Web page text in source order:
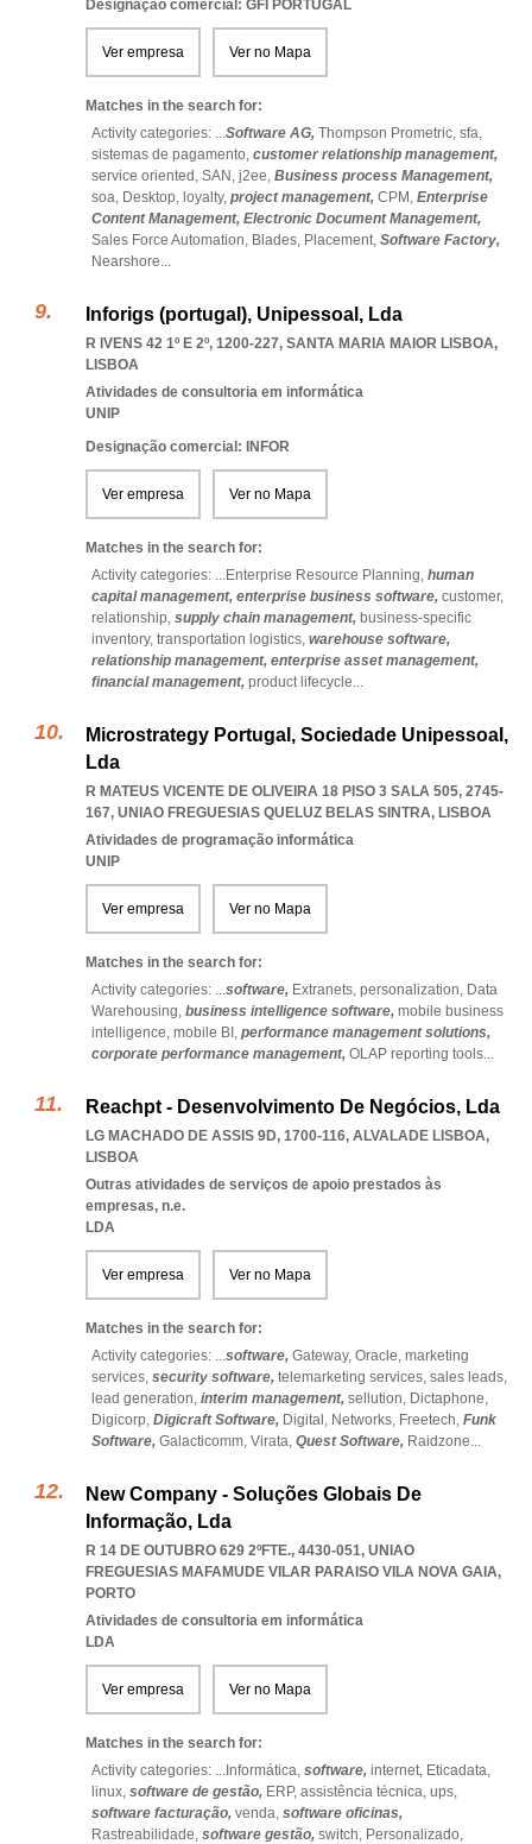
Designação comercial: GFI PORTUGAL
Ver empresa Ver no Mapa
Matches in the search for:
Activity categories: ...Software AG, Thompson Prometric, sfa,
sistemas de pagamento, customer relationship management,
service oriented, SAN, j2ee, Business process Management,
soa, Desktop, loyalty, project management, CPM, Enterprise
Content Management, Electronic Document Management,
Sales Force Automation, Blades, Placement, Software Factory,
Nearshore...
Inforigs (portugal), Unipessoal, Lda
R IVENS 42 1º E 2º, 1200-227, SANTA MARIA MAIOR LISBOA,
LISBOA
Atividades de consultoria em informática
UNIP
Designação comercial: INFOR
Ver empresa Ver no Mapa
Matches in the search for:
Activity categories: ...Enterprise Resource Planning, human
capital management, enterprise business software, customer,
relationship, supply chain management, business-specific
inventory, transportation logistics, warehouse software,
relationship management, enterprise asset management,
financial management, product lifecycle...
Microstrategy Portugal, Sociedade Unipessoal,
Lda
R MATEUS VICENTE DE OLIVEIRA 18 PISO 3 SALA 505, 2745-
167, UNIAO FREGUESIAS QUELUZ BELAS SINTRA, LISBOA
Atividades de programação informática
UNIP
Ver empresa Ver no Mapa
Matches in the search for:
Activity categories: ...software, Extranets, personalization, Data
Warehousing, business intelligence software, mobile business
intelligence, mobile BI, performance management solutions,
corporate performance management, OLAP reporting tools...
Reachpt - Desenvolvimento De Negócios, Lda
LG MACHADO DE ASSIS 9D, 1700-116, ALVALADE LISBOA,
LISBOA
Outras atividades de serviços de apoio prestados às
empresas, n.e.
LDA
Ver empresa Ver no Mapa
Matches in the search for:
Activity categories: ...software, Gateway, Oracle, marketing
services, security software, telemarketing services, sales leads,
lead generation, interim management, sellution, Dictaphone,
Digicorp, Digicraft Software, Digital, Networks, Freetech, Funk
Software, Galacticomm, Virata, Quest Software, Raidzone...
New Company - Soluções Globais De
Informação, Lda
R 14 DE OUTUBRO 629 2ºFTE., 4430-051, UNIAO
FREGUESIAS MAFAMUDE VILAR PARAISO VILA NOVA GAIA,
PORTO
Atividades de consultoria em informática
LDA
Ver empresa Ver no Mapa
Matches in the search for:
Activity categories: ... Informática, software, internet, Eticadata,
linux, software de gestão, ERP, assistência técnica, ups,
software facturação, venda, software oficinas,
Rastreabilidade, software gestão, switch, Personalizado,